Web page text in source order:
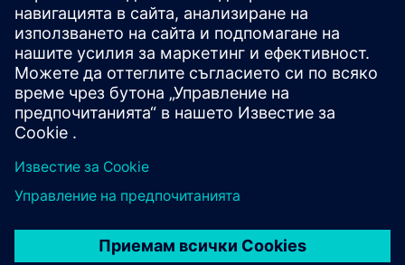
Миграция на остарели системи за разпределен
контрол към модерни, най-съвременни системи за
контрол.
Повишаване на киберсигурността.
Научете повече